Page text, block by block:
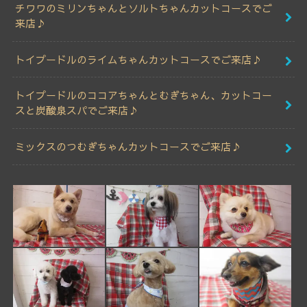
チワワのミリンちゃんとソルトちゃんカットコースでご
来店♪
トイプードルのライムちゃんカットコースでご来店♪
トイプードルのココアちゃんとむぎちゃん、カットコー
スと炭酸泉スパでご来店♪
ミックスのつむぎちゃんカットコースでご来店♪